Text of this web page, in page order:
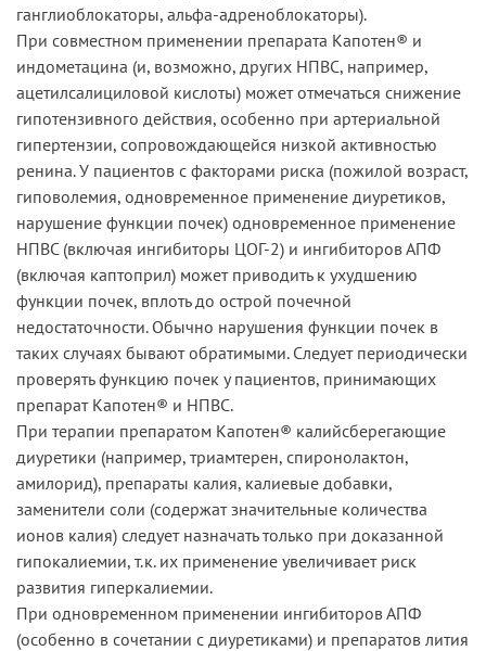
ганглиоблокаторы, альфа-адреноблокаторы).
При совместном применении препарата Капотен® и
индометацина (и, возможно, других НПВС, например,
ацетилсалициловой кислоты) может отмечаться снижение
гипотензивного действия, особенно при артериальной
гипертензии, сопровождающейся низкой активностью
ренина. У пациентов с факторами риска (пожилой возраст,
гиповолемия, одновременное применение диуретиков,
нарушение функции почек) одновременное применение
НПВС (включая ингибиторы ЦОГ-2) и ингибиторов АПФ
(включая каптоприл) может приводить к ухудшению
функции почек, вплоть до острой почечной
недостаточности. Обычно нарушения функции почек в
таких случаях бывают обратимыми. Следует периодически
проверять функцию почек у пациентов, принимающих
препарат Капотен® и НПВС.
При терапии препаратом Капотен® калийсберегающие
диуретики (например, триамтерен, спиронолактон,
амилорид), препараты калия, калиевые добавки,
заменители соли (содержат значительные количества
ионов калия) следует назначать только при доказанной
гипокалиемии, т.к. их применение увеличивает риск
развития гиперкалиемии.
При одновременном применении ингибиторов АПФ
(особенно в сочетании с диуретиками) и препаратов лития